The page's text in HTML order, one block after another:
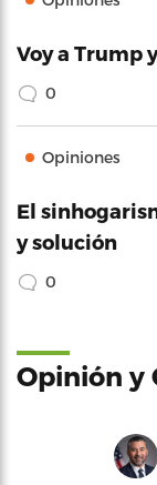
Voy a Trump
0
Opiniones
El
y solución
0
Opinión y